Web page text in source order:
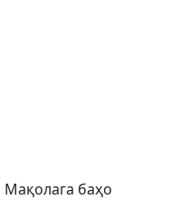
Мақолага баҳо